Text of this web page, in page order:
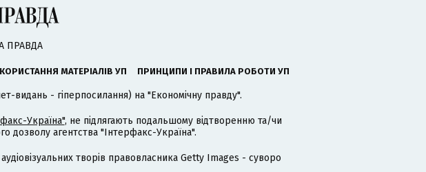
ПРАВДА
МАТЕРІАЛІВ УП ПРИНЦИПИ І ПРАВИЛА РОБОТИ УП
видань - гіперпосилання) на "Економічну правду".
Україна", не підлягають подальшому відтворенню та/чи
дозволу агентства "Інтерфакс-Україна".
творів правовласника Getty Images - суворо